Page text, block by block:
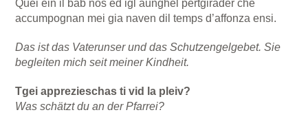
Quei ein il bab nos ed igl aunghel pertgirader che
accumpognan mei gia naven dil temps d’affonza ensi.
Das ist das Vaterunser und das Schutzengelgebet. Sie
begleiten mich seit meiner Kindheit.
Tgei apprezieschas ti vid la pleiv?
Was schätzt du an der Pfarrei?